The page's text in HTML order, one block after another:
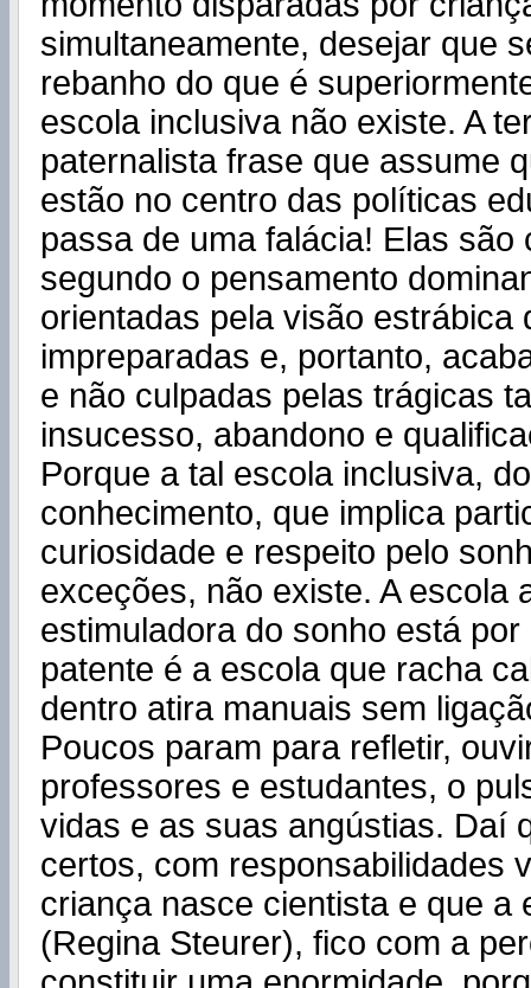
simultaneamente, desejar que
rebanho do que é
escola inclusiva não existe. A
paternalista frase que assume
estão no centro das políticas
passa de uma falácia! Elas são
segundo o pensamento
orientadas pela visão estrábica
impreparadas e, portanto,
e não culpadas pelas trágicas
insucesso, abandono e
Porque a tal escola inclusiva,
conhecimento, que implica
curiosidade e respeito pelo
exceções, não existe. A escola
estimuladora do sonho está
patente é a escola que racha
dentro atira manuais sem
Poucos param para refletir,
professores e estudantes, o
vidas e as suas angústias. Daí
certos, com responsabilidades
criança nasce cientista e que a
(Regina Steurer), fico com a